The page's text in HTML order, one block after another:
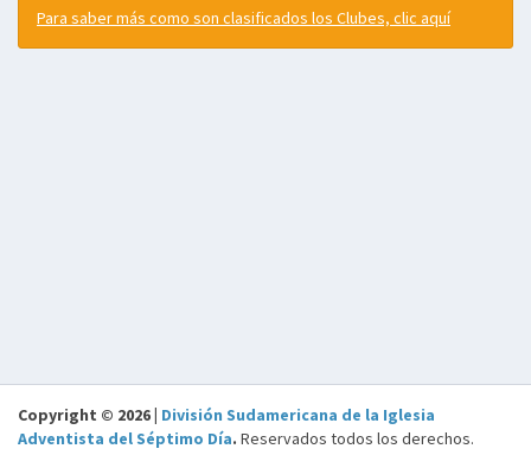
Para saber más como son clasificados los Clubes, clic aquí
Copyright © 2026 | División Sudamericana de la Iglesia
Adventista del Séptimo Día. Reservados todos los derechos.